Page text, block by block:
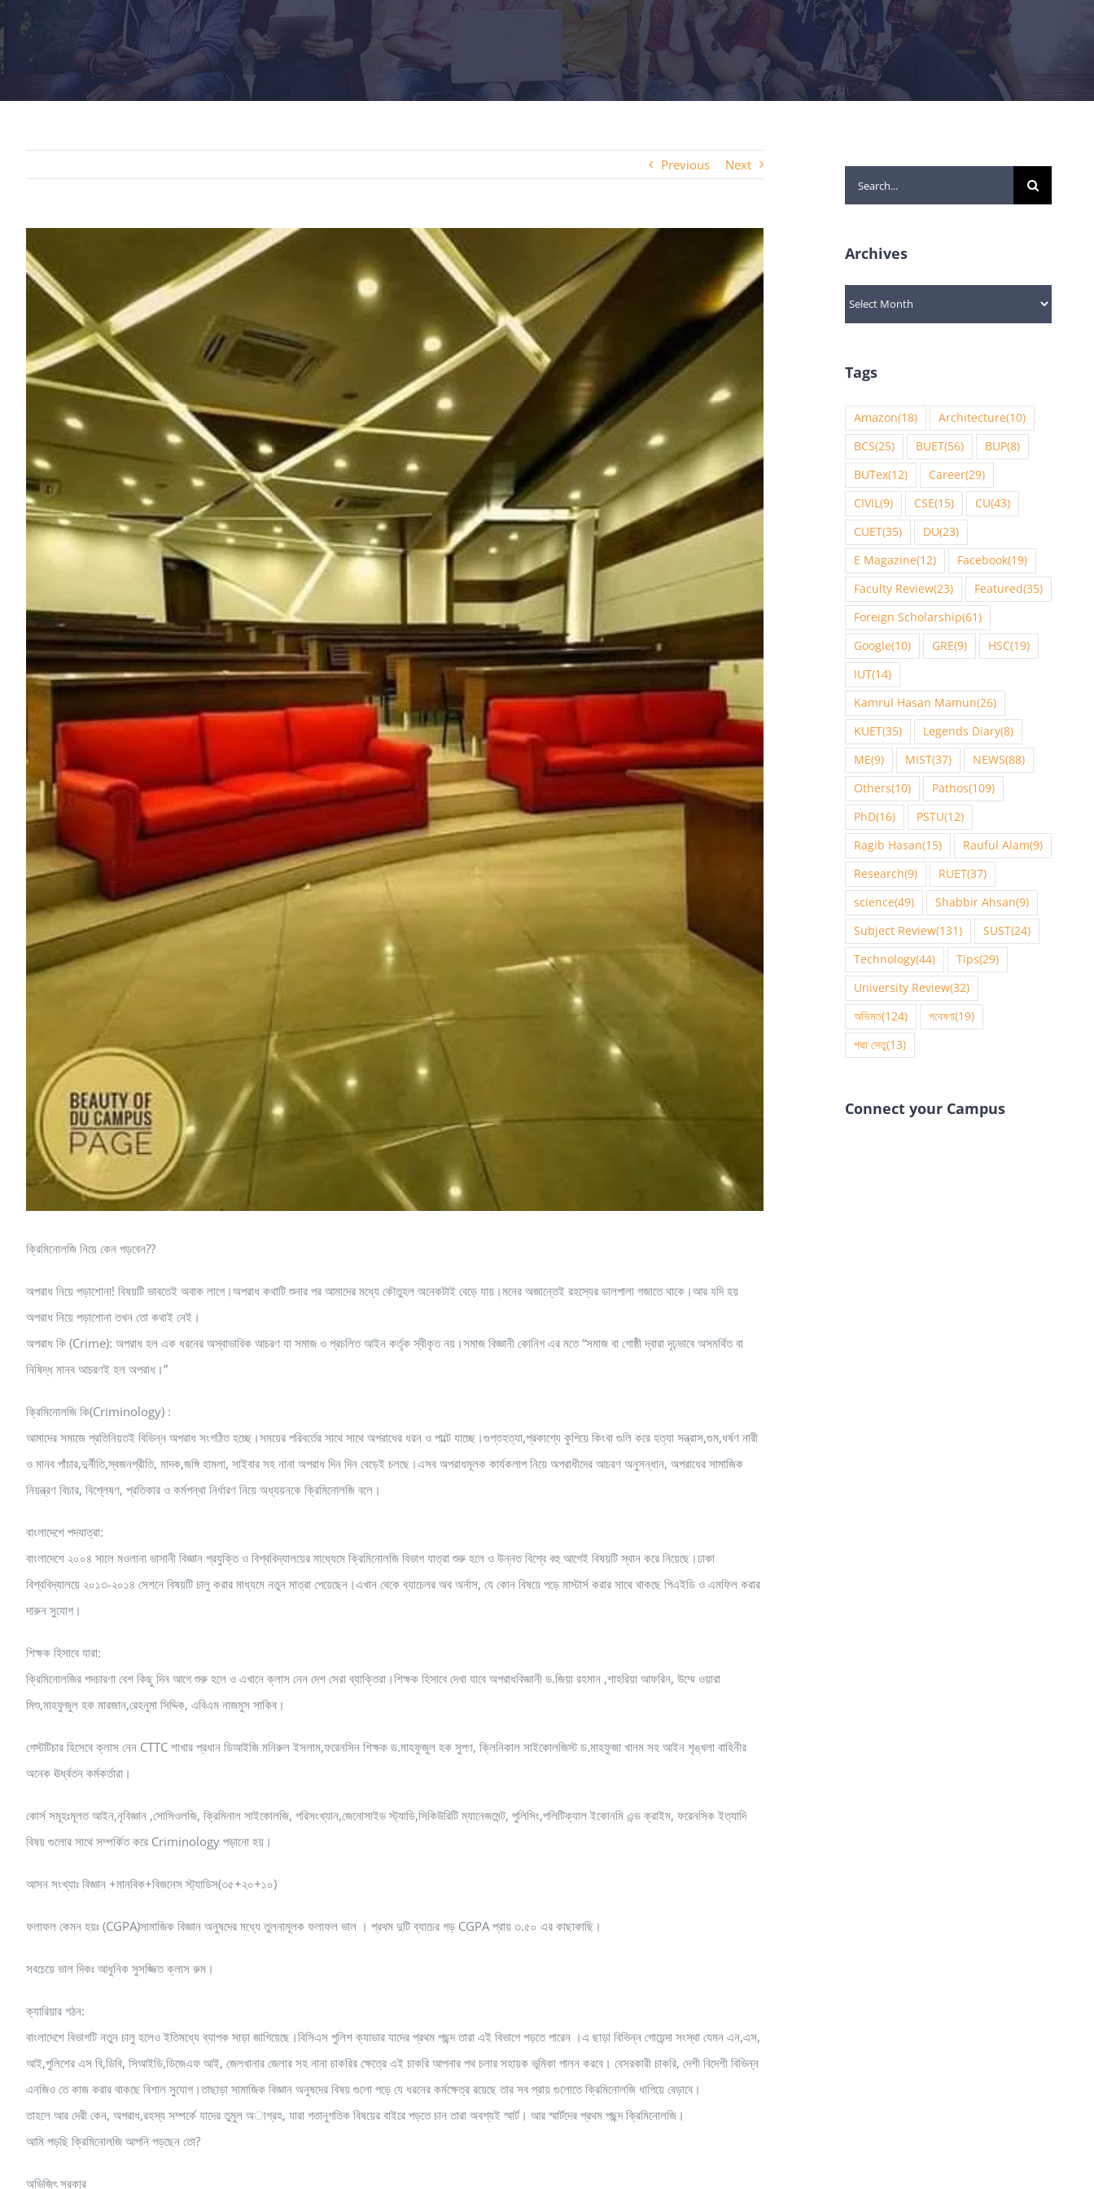
Previous Next
Larger
Image
ক্রিমিনোলজি নিয়ে কেন পড়বেন??
অপরাধ নিয়ে পড়াশোনা! বিষয়টি ভাবতেই অবাক লাগে।অপরাধ কথাটি শুনার পর আমাদের মধ্যে কৌতুহল অনেকটাই বেড়ে যায়।মনের অজান্তেই রহস্যের ডালপালা গজাতে থাকে।আর যদি হয়
অপরাধ নিয়ে পড়াশোনা তখন তো কথাই নেই।
অপরাধ কি (Crime): অপরাধ হল এক ধরনের অস্বাভাবিক আচরণ যা সমাজ ও প্রচলিত আইন কর্তৃক স্বীকৃত নয়।সমাজ বিজ্ঞানী কোনিগ এর মতে “সমাজ বা গোষ্ঠী দ্বারা দৃঢ়ভাবে অসমর্থিত বা
নিষিদ্ধ মানব আচরণই হল অপরাধ।”
ক্রিমিনোলজি কি(Criminology) :
আমাদের সমাজে প্রতিনিয়তই বিভিন্ন অপরাধ সংগঠিত হচ্ছে।সময়ের পরিবর্তের সাথে সাথে অপরাধের ধরন ও পাল্টে যাচ্ছে।গুপ্তহত্যা,প্রকাশ্যে কুপিয়ে কিংবা গুলি করে হত্যা সন্ত্রাস,গুম,ধর্ষণ নারী
ও মানব পাঁচার,দুর্নীতি,স্বজনপ্রীতি, মাদক,জঙ্গি হামলা, সাইবার সহ নানা অপরাধ দিন দিন বেড়েই চলছে।এসব অপরাধমূলক কার্যকলাপ নিয়ে অপরাধীদের আচরণ অনুসন্ধান, অপরাধের সামাজিক
নিয়ন্ত্রণ বিচার, বিশ্লেষণ, প্রতিকার ও কর্মপন্থা নির্ধারণ নিয়ে অধ্যয়নকে ক্রিমিনোলজি বলে।
বাংলাদেশে পদযাত্রা:
বাংলাদেশে ২০০৪ সালে মওলানা ভাসানী বিজ্ঞান প্রযুক্তি ও বিশ্ববিদ্যালয়ের মাধ্যেমে ক্রিমিনোলজি বিভাগ যাত্রা শুরু হলে ও উন্নত বিশ্বে বহু আগেই বিষয়টি স্থান করে নিয়েছে।ঢাকা
বিশ্ববিদ্যালয়ে ২০১৩-২০১৪ সেশনে বিষয়টি চালু করার মাধ্যমে নতুন মাত্রা পেয়েছেন।এখান থেকে ব্যাচেলর অব অর্নাস, যে কোন বিষয়ে পড়ে মাস্টার্স করার সাথে থাকছে পিএইডি ও এমফিল করার
দারুন সুযোগ।
শিক্ষক হিসাবে যারা:
ক্রিমিনোলজির পদচারণা বেশ কিছু দিন আগে শুরু হলে ও এখানে ক্লাস নেন দেশ সেরা ব্যাক্তিরা।শিক্ষক হিসাবে দেখা যাবে অপরাধবিজ্ঞানী ড.জিয়া রহমান ,শাহরিয়া আফরিন, উম্মে ওয়ারা
মিশু,মাহফুজুল হক মারজান,রেহনুমা সিদ্দিক, এবিএম নাজমুস সাকিব।
গেস্টটিচার হিসেবে ক্লাস নেন CTTC শাখার প্রধান ডিআইজি মনিরুল ইসলাম,ফরেনসিন শিক্ষক ড.মাহফুজুল হক সুপণ, ক্লিনিকাল সাইকোলজিস্ট ড.মাহফুজা খানম সহ আইন শৃঙ্খলা বাহিনীর
অনেক ঊর্ধ্বতন কর্মকর্তারা।
কোর্স সমূহঃমূলত আইন,নৃবিজ্ঞান ,সোসিওলজি, ক্রিমিনাল সাইকোলজি, পরিসংখ্যান,জেনোসাইড স্ট্যাডি,সিকিউরিটি ম্যানেজমেন্ট, পুলিসিং,পলিটিক্যাল ইকোনমি এন্ড ক্রাইম, ফরেনসিক ইত্যাদি
বিষয় গুলোর সাথে সম্পর্কিত করে Criminology পড়ানো হয়।
আসন সংখ্যাঃ বিজ্ঞান +মানবিক+বিজনেস স্ট্যাডিস(৩৫+২০+১০)
ফলাফল কেমন হয়ঃ (CGPA)সামাজিক বিজ্ঞান অনুষদের মধ্যে তুলনামূলক ফলাফল ভাল । প্রথম দুটি ব্যাচের গড় CGPA প্রায় ৩.৫০ এর কাছাকাছি।
সবচেয়ে ভাল দিকঃ আধুনিক সুসজ্জিত ক্লাস রুম।
ক্যারিয়ার গঠন:
বাংলাদেশে বিভাগটি নতুন চালু হলেও ইতিমধ্যে ব্যাপক সাড়া জাগিয়েছে।বিসিএস পুলিশ ক্যাডার যাদের প্রথম পছন্দ তারা এই বিভাগে পড়তে পারেন ।এ ছাড়া বিভিন্ন গোয়েন্দা সংস্থা যেমন এন,এস,
আই,পুলিশের এস বি,ডিবি, সিআইডি,ডিজেএফ আই, জেলখানার জেলার সহ নানা চাকরির ক্ষেত্রে এই চাকরি আপনার পথ চলার সহায়ক ভূমিকা পালন করবে। বেসরকারী চাকরি, দেশী বিদেশী বিভিন্ন
এনজিও তে কাজ করার থাকছে বিশাল সুযোগ।তাছাড়া সামাজিক বিজ্ঞান অনুষদের বিষয় গুলো পড়ে যে ধরনের কর্মক্ষেত্র রয়েছে তার সব প্রায় গুলোতে ক্রিমিনোলজি ধাপিয়ে বেড়াবে।
তাহলে আর দেরী কেন, অপরাধ,রহস্য সম্পর্কে যাদের তুমুল অাগ্রহ, যারা গতানুগতিক বিষয়ের বাইরে পড়তে চান তারা অবশ্যই স্মার্ট। আর স্মার্টদের প্রথম পছন্দ ক্রিমিনোলজি।
আমি পড়ছি ক্রিমিনোলজি আপনি পড়ছেন তো?
অভিজিৎ সরকার
Search
for:
Archives
Archives
Tags
Amazon(18) Architecture(10)
BCS(25) BUET(56) BUP(8)
BUTex(12) Career(29)
CIVIL(9) CSE(15) CU(43)
CUET(35) DU(23)
E Magazine(12) Facebook(19)
Faculty Review(23) Featured(35)
Foreign Scholarship(61)
Google(10) GRE(9) HSC(19)
IUT(14)
Kamrul Hasan Mamun(26)
KUET(35) Legends Diary(8)
ME(9) MIST(37) NEWS(88)
Others(10) Pathos(109)
PhD(16) PSTU(12)
Ragib Hasan(15) Rauful Alam(9)
Research(9) RUET(37)
science(49) Shabbir Ahsan(9)
Subject Review(131) SUST(24)
Technology(44) Tips(29)
University Review(32)
অভিমত(124) গবেষণা(19)
পদ্মা সেতু(13)
Connect your Campus